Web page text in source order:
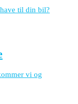
til din bil?
vi og